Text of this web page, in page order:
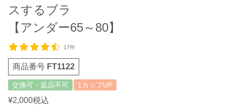
スするブラ
【アンダー65～80】
17件
商品番号 FT1122
交換可・返品不可 1カップUP
¥2,000税込